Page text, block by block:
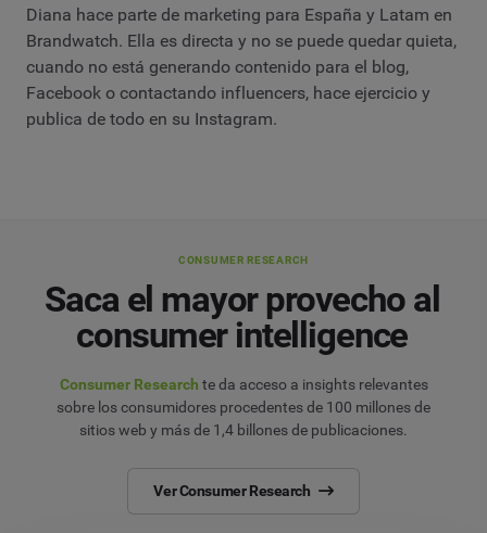
Diana hace parte de marketing para España y Latam en
Brandwatch. Ella es directa y no se puede quedar quieta,
cuando no está generando contenido para el blog,
Facebook o contactando influencers, hace ejercicio y
publica de todo en su Instagram.
CONSUMER RESEARCH
Saca el mayor provecho al
consumer intelligence
Consumer Research te da acceso a insights relevantes
sobre los consumidores procedentes de 100 millones de
sitios web y más de 1,4 billones de publicaciones.
Ver Consumer Research